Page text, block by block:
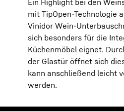
Ein Highlight bei den
mit TipOpen-Technologie
Vinidor Wein-
sich besonders für die
Küchenmöbel eignet.
der Glastür öffnet sich
kann anschließend leicht
werden.